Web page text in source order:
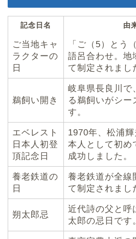
記念日名 由
ご当地キャ
ラクターの
日
「ご（5）とう
語呂合わせ。地
て制定されまし
鵜飼い開き
岐阜県長良川で
る鵜飼いがシー
す。
エベレスト
日本人初登
頂記念日
1970年、松浦
本人として初め
成功しました。
養老鉄道の
日
養老鉄道が全線
て制定されまし
朔太郎忌
近代詩の父と呼
太郎の忌日です